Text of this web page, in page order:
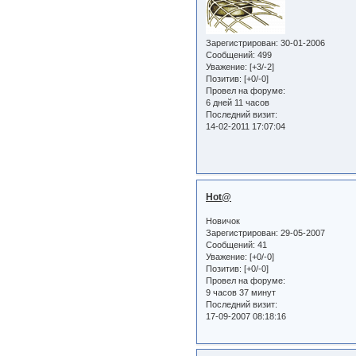
Зарегистрирован: 30-01-2006
Сообщений: 499
Уважение: [+3/-2]
Позитив: [+0/-0]
Провел на форуме:
6 дней 11 часов
Последний визит:
14-02-2011 17:07:04
Hot@
Новичок
Зарегистрирован: 29-05-2007
Сообщений: 41
Уважение: [+0/-0]
Позитив: [+0/-0]
Провел на форуме:
9 часов 37 минут
Последний визит:
17-09-2007 08:18:16